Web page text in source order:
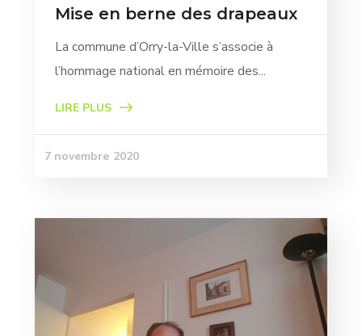
Mise en berne des drapeaux
La commune d’Orry-la-Ville s’associe à
l’hommage national en mémoire des...
LIRE PLUS
7 novembre 2020